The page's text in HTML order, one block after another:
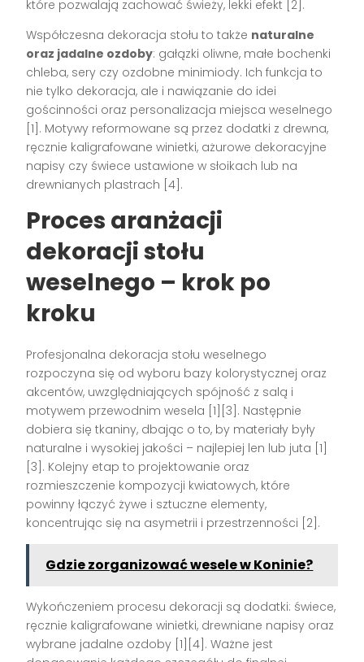
które pozwalają zachować świeży, lekki efekt [2] .
Współczesna dekoracja stołu to także naturalne
oraz jadalne ozdoby: gałązki oliwne, małe bochenki
chleba, sery czy ozdobne minimiody. Ich funkcja to
nie tylko dekoracja, ale i nawiązanie do idei
gościnności oraz personalizacja miejsca weselnego
[1] . Motywy reformowane są przez dodatki z drewna,
ręcznie kaligrafowane winietki, ażurowe dekoracyjne
napisy czy świece ustawione w słoikach lub na
drewnianych plastrach [4] .
Proces aranżacji
dekoracji stołu
weselnego – krok po
kroku
Profesjonalna dekoracja stołu weselnego
rozpoczyna się od wyboru bazy kolorystycznej oraz
akcentów, uwzględniających spójność z salą i
motywem przewodnim wesela [1][3] . Następnie
dobiera się tkaniny, dbając o to, by materiały były
naturalne i wysokiej jakości – najlepiej len lub juta [1]
[3] . Kolejny etap to projektowanie oraz
rozmieszczenie kompozycji kwiatowych, które
powinny łączyć żywe i sztuczne elementy,
koncentrując się na asymetrii i przestrzenności [2] .
Gdzie zorganizować wesele w Koninie?
Wykończeniem procesu dekoracji są dodatki: świece,
ręcznie kaligrafowane winietki, drewniane napisy oraz
wybrane jadalne ozdoby [1][4] . Ważne jest